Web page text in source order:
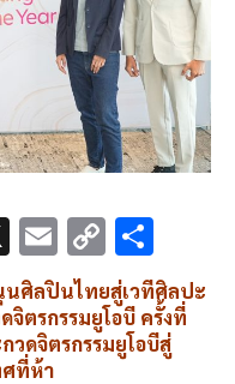
X E
m
ai
l
C
o
py
Li
h
ar
e
นศิลปินไทยสู่เวทีศิลปะ
ตรกรรมยูโอบี ครั้งที่
วดจิตรกรรมยูโอบีสู่
ศที่ห้า